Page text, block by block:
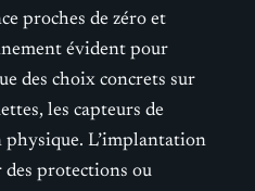
proches de zéro et
évident pour
des choix concrets sur
les capteurs de
L’implantation
protections ou